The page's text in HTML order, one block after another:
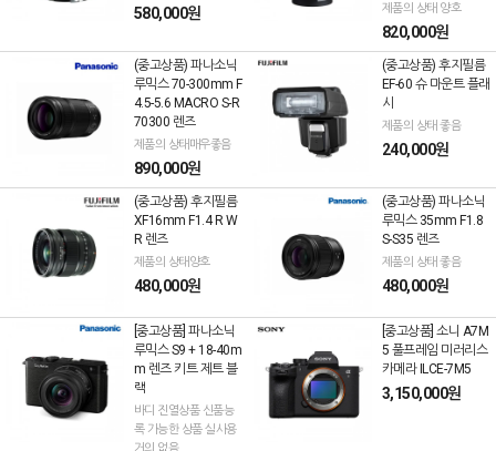
580,000원 제품의 상태 양호
820,000원
(중고상품) 파나소닉
루믹스 70-300mm F
4.5-5.6 MACRO S-R
70300 렌즈
제품의 상태매우좋음
890,000원
(중고상품) 후지필름
EF-60 슈 마운트 플래
시
제품의 상태 좋음
240,000원
(중고상품) 후지필름
XF16mm F1.4 R W
R 렌즈
제품의 상태양호
480,000원
(중고상품) 파나소닉
루믹스 35mm F1.8
S-S35 렌즈
제품의 상태 좋음
480,000원
[중고상품] 파나소닉
루믹스 S9 + 18-40m
m 렌즈 키트 제트 블
랙
바디 진열상품 신품능
록 가능한 상품 실사용
[중고상품] 소니 A7M
5 풀프레임 미러리스
카메라 ILCE-7M5
3,150,000원